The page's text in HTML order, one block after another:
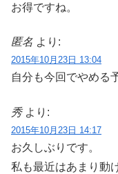
お得ですね。
匿名 より:
2015年10月23日 13:04
自分も今回でやめる
秀 より:
2015年10月23日 14:17
お久しぶりです。
私も最近はあまり動